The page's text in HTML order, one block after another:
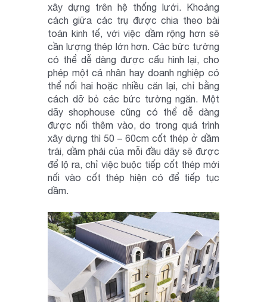
xây dựng trên hệ thống lưới. Khoảng
cách giữa các trụ được chia theo bài
toán kinh tế, với việc dầm rộng hơn sẽ
cần lượng thép lớn hơn. Các bức tường
có thể dễ dàng được cấu hình lại, cho
phép một cá nhân hay doanh nghiệp có
thể nối hai hoặc nhiều căn lại, chỉ bằng
cách dỡ bỏ các bức tường ngăn. Một
dãy shophouse cũng có thể dễ dàng
được nối thêm vào, do trong quá trình
xây dựng thì 50 – 60cm cốt thép ở dầm
trái, dầm phải của mỗi đầu dãy sẽ được
để lộ ra, chỉ việc buộc tiếp cốt thép mới
nối vào cốt thép hiện có để tiếp tục
dầm.